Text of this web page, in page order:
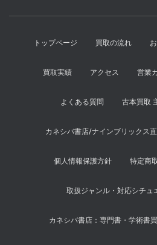
トップページ 買取の流れ
買取実績 アクセス 営業
よくある質問 古本買取
カネシバ書店/ナインブリックス
個人情報保護方針 特定商
取扱ジャンル・対応シチュ
カネシバ書店：専門書・学術書